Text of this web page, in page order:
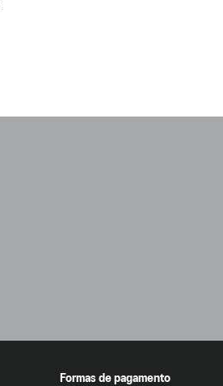
Formas de pagamento